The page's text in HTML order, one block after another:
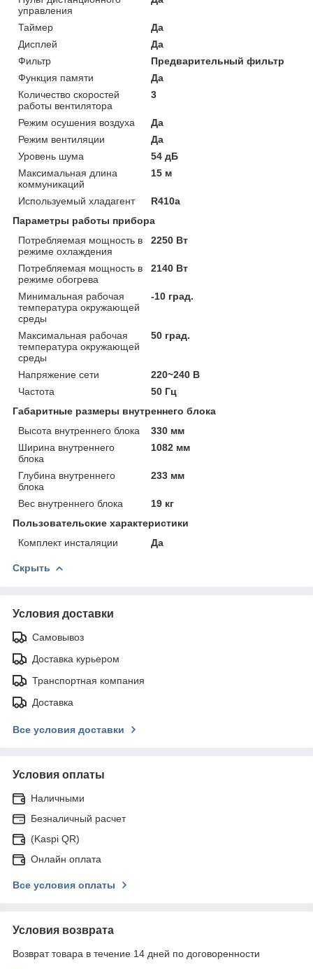
управления
Таймер
Да
Дисплей
Да
Фильтр
Предварительный фильтр
Функция памяти
Да
Количество скоростей
работы вентилятора
3
Режим осушения воздуха
Да
Режим вентиляции
Да
Уровень шума
54 дБ
Максимальная длина
коммуникаций
15 м
Используемый хладагент
R410a
Параметры работы прибора
Потребляемая мощность в
режиме охлаждения
2250 Вт
Потребляемая мощность в
режиме обогрева
2140 Вт
Минимальная рабочая
температура окружающей
среды
-10 град.
Максимальная рабочая
температура окружающей
среды
50 град.
Напряжение сети
220~240 В
Частота
50 Гц
Габаритные размеры внутреннего блока
Высота внутреннего блока
330 мм
Ширина внутреннего
блока
1082 мм
Глубина внутреннего
блока
233 мм
Вес внутреннего блока
19 кг
Пользовательские характеристики
Комплект инсталяции
Да
Скрыть
Условия доставки
Самовывоз
Доставка курьером
Транспортная компания
Доставка
Все условия доставки
Условия оплаты
Наличными
Безналичный расчет
(Kaspi QR)
Онлайн оплата
Все условия оплаты
Условия возврата
Возврат товара в течение 14 дней по договоренности